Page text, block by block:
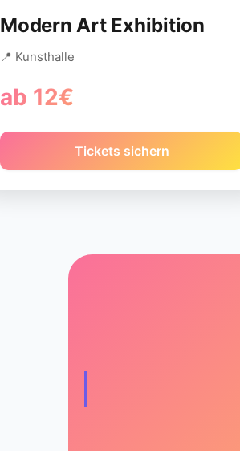
Modern Art Exhibition
📍 Kunsthalle
ab 12€
Tickets sichern